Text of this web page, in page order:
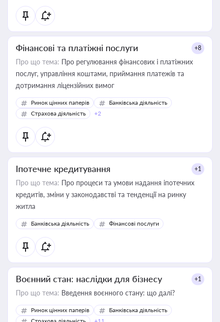
Фінансові та платіжні послуги +8
Про що тема: Про регулювання фінансових і платіжних
послуг, управління коштами, приймання платежів та
дотримання ліцензійних вимог
Ринок цінних паперів
Банківська діяльність
Страхова діяльність
+2
Іпотечне кредитування +1
Про що тема: Про процеси та умови надання іпотечних
кредитів, зміни у законодавстві та тенденції на ринку
житла
Банківська діяльність Фінансові послуги
Воєнний стан: наслідки для бізнесу +1
Про що тема: Введення воєнного стану: що далі?
Ринок цінних паперів
Банківська діяльність